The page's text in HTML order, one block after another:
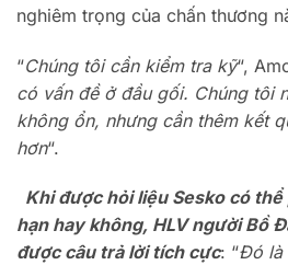
nghiêm trọng của chấn thương
“Chúng tôi cần kiểm tra kỹ“,
có vấn đề ở đầu gối. Chúng tôi
không ổn, nhưng cần thêm kết
hơn“.
Khi được hỏi liệu Sesko có
hạn hay không, HLV người Bồ
được câu trả lời tích cực: “Đó là